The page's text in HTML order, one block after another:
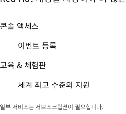
콘솔 액세스
이벤트 등록
교육 & 체험판
세계 최고 수준의 지원
일부 서비스는 서브스크립션이 필요합니다.